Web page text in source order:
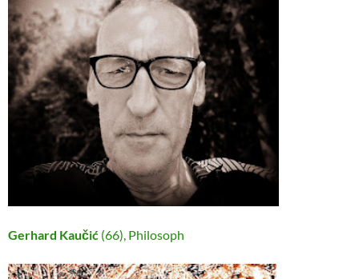
Gerhard Kaučić (66), Philosoph